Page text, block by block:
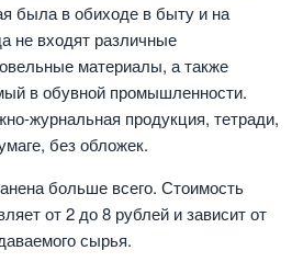
была в обиходе в быту и на
не входят различные
материалы, а также
в обувной промышленности.
журнальная продукция, тетради,
без обложек.
больше всего. Стоимость
от 2 до 8 рублей и зависит от
сырья.